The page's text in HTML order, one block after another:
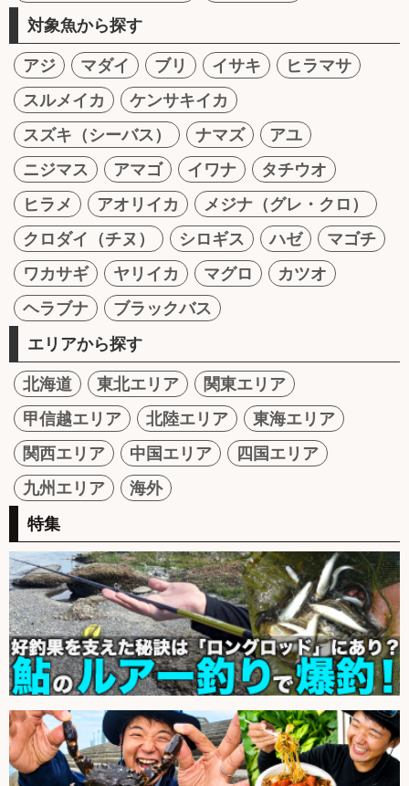
対象魚から探す
アジ マダイ ブリ イサキ
ヒラマサ
スルメイカ
ケンサキイカ
スズキ（シーバス）
ナマズ
アユ
ニジマス
アマゴ イワナ
タチウオ
ヒラメ
アオリイカ
メジナ（グレ・クロ）
クロダイ（チヌ）
シロギス ハゼ
マゴチ
ワカサギ
ヤリイカ マグロ
カツオ
ヘラブナ
ブラックバス
エリアから探す
北海道 東北エリア
関東エリア
甲信越エリア
北陸エリア
東海エリア
関西エリア
中国エリア
四国エリア
九州エリア
海外
特集